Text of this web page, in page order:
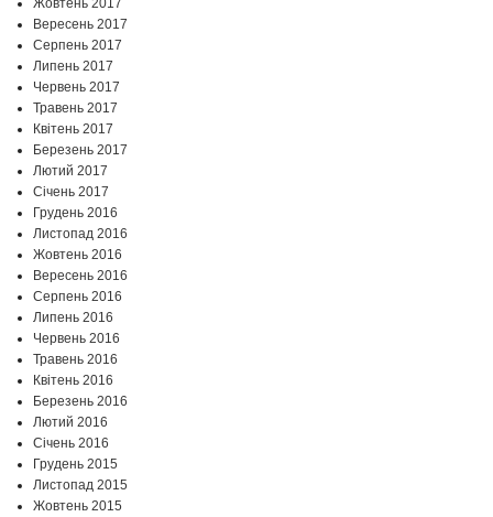
Жовтень 2017
Вересень 2017
Серпень 2017
Липень 2017
Червень 2017
Травень 2017
Квітень 2017
Березень 2017
Лютий 2017
Січень 2017
Грудень 2016
Листопад 2016
Жовтень 2016
Вересень 2016
Серпень 2016
Липень 2016
Червень 2016
Травень 2016
Квітень 2016
Березень 2016
Лютий 2016
Січень 2016
Грудень 2015
Листопад 2015
Жовтень 2015